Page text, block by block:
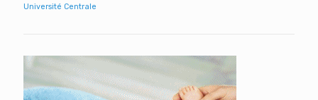
Université Centrale